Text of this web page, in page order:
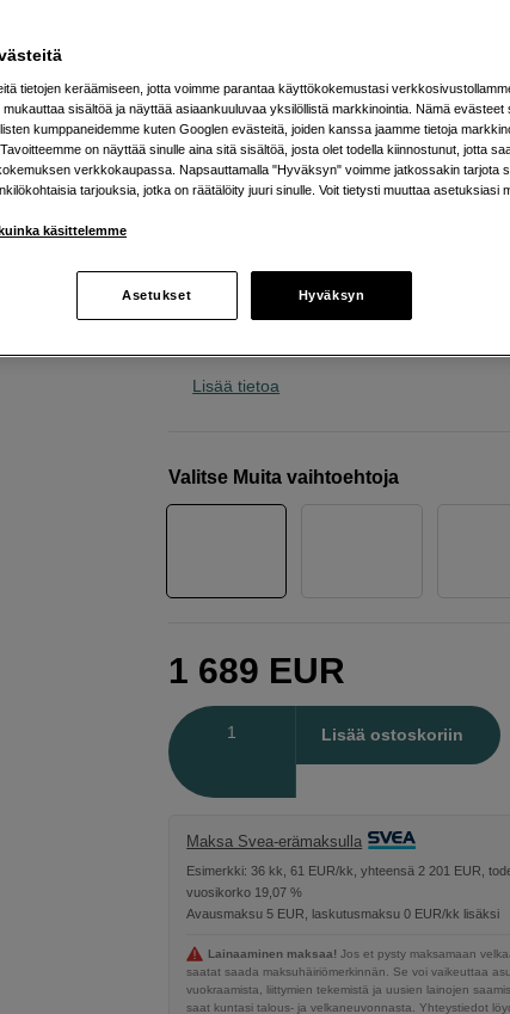
Verkkokauppa:Varastossa
Helsingin myymälä: Varastotilanne
4 tunnin käyttöaika
Parannettu tekniikka moottorin
Lisää tietoa
Valitse Muita vaihtoehtoja
1 689 EUR
Lisää ostoskoriin
Maksa Svea-erämaksulla
Esimerkki: 36 kk, 61 EUR/kk, yhteensä 2 201 EUR,
vuosikorko 19,07 %
Avausmaksu 5 EUR, laskutusmaksu 0 EUR/kk lisäksi
Lainaaminen maksaa! Jos et pysty maksamaan
saatat saada maksuhäiriömerkinnän. Se voi vaikeuttaa
vuokraamista, liittymien tekemistä ja uusien lainojen
saat kuntasi talous- ja velkaneuvonnasta. Yhteystiedot
tietojen keräämiseen, jotta voimme parantaa käyttökokemustasi
sisältöä ja näyttää asiaankuuluvaa yksilöllistä markkinointia. Nämä evästeet
kumppaneidemme kuten Googlen evästeitä, joiden kanssa jaamme tietoja
on näyttää sinulle aina sitä sisältöä, josta olet todella kiinnostunut, jotta
verkkokaupassa. Napsauttamalla "Hyväksyn" voimme jatkossakin tarjota
tarjouksia, jotka on räätälöity juuri sinulle. Voit tietysti muuttaa asetuksiasi
käsittelemme
Asetukset Hyväksyn